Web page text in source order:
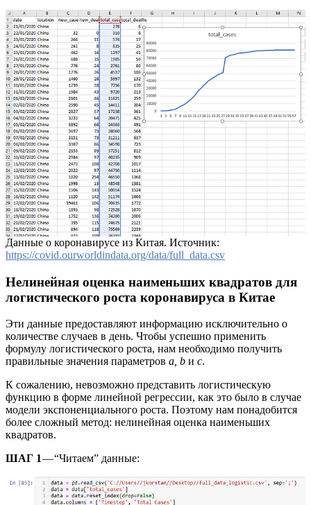
Данные о коронавирусе из Китая. Источник:
https://covid.ourworldindata.org/data/full_data.csv
Нелинейная оценка наименьших квадратов для
логистического роста коронавируса в Китае
Эти данные предоставляют информацию исключительно о
количестве случаев в день. Чтобы успешно применить
формулу логистического роста, нам необходимо получить
правильные значения параметров a, b и c.
К сожалению, невозможно представить логистическую
функцию в форме линейной регрессии, как это было в случае
модели экспоненциального роста. Поэтому нам понадобится
более сложный метод: нелинейная оценка наименьших
квадратов.
ШАГ 1— “Читаем” данные: